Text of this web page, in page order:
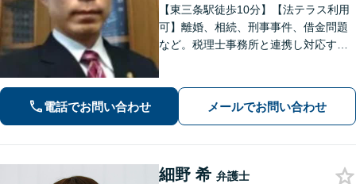
【東三条駅徒歩10分】【法テラス利用
可】離婚、相続、刑事事件、借金問題
など。税理士事務所と連携し対応する
まずはお気軽にご相談ください【休
日・夜間相談可】
電話でお問い合わせ メールでお問い合わせ
細野 希 弁護士